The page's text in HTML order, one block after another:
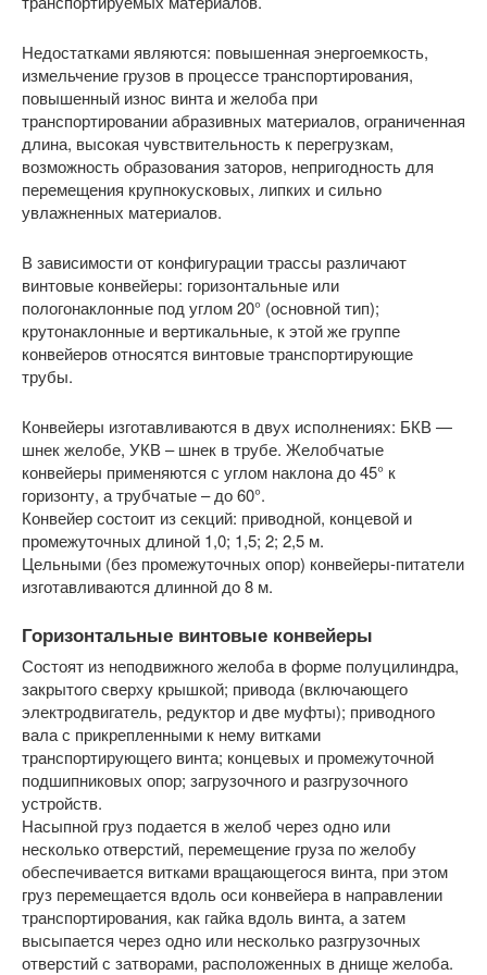
Недостатками являются: повышенная энергоемкость,
измельчение грузов в процессе транспортирования,
повышенный износ винта и желоба при
транспортировании абразивных материалов, ограниченная
длина, высокая чувствительность к перегрузкам,
возможность образования заторов, непригодность для
перемещения крупнокусковых, липких и сильно
увлажненных материалов.
В зависимости от конфигурации трассы различают
винтовые конвейеры: горизонтальные или
пологонаклонные под углом 20° (основной тип);
крутонаклонные и вертикальные, к этой же группе
конвейеров относятся винтовые транспортирующие
трубы.
Конвейеры изготавливаются в двух исполнениях: БКВ —
шнек желобе, УКВ – шнек в трубе. Желобчатые
конвейеры применяются с углом наклона до 45° к
горизонту, а трубчатые – до 60°.
Конвейер состоит из секций: приводной, концевой и
промежуточных длиной 1,0; 1,5; 2; 2,5 м.
Цельными (без промежуточных опор) конвейеры-питатели
изготавливаются длинной до 8 м.
Горизонтальные винтовые конвейеры
Состоят из неподвижного желоба в форме полуцилиндра,
закрытого сверху крышкой; привода (включающего
электродвигатель, редуктор и две муфты); приводного
вала с прикрепленными к нему витками
транспортирующего винта; концевых и промежуточной
подшипниковых опор; загрузочного и разгрузочного
устройств.
Насыпной груз подается в желоб через одно или
несколько отверстий, перемещение груза по желобу
обеспечивается витками вращающегося винта, при этом
груз перемещается вдоль оси конвейера в направлении
транспортирования, как гайка вдоль винта, а затем
высыпается через одно или несколько разгрузочных
отверстий с затворами, расположенных в днище желоба.